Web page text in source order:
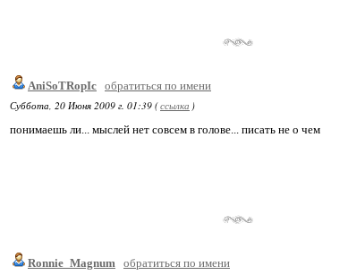
AniSoTRopIc обратиться по имени
Суббота, 20 Июня 2009 г. 01:39 (ссылка )
понимаешь ли... мыслей нет совсем в голове... писать не о чем
Ronnie_Magnum обратиться по имени